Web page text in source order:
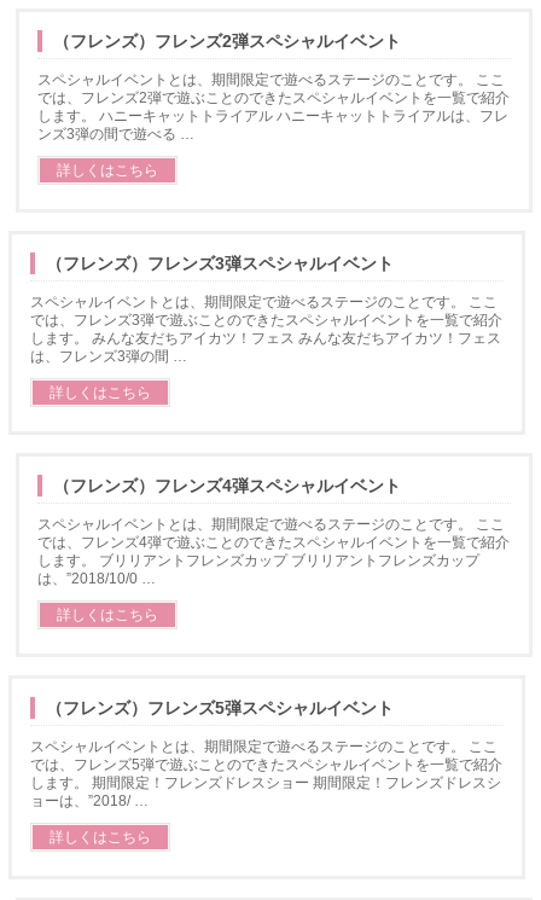
（フレンズ）フレンズ2弾スペシャルイベント
スペシャルイベントとは、期間限定で遊べるステージのことです。 ここ
では、フレンズ2弾で遊ぶことのできたスペシャルイベントを一覧で紹介
します。 ハニーキャットトライアル ハニーキャットトライアルは、フレ
ンズ3弾の間で遊べる …
詳しくはこちら
（フレンズ）フレンズ3弾スペシャルイベント
スペシャルイベントとは、期間限定で遊べるステージのことです。 ここ
では、フレンズ3弾で遊ぶことのできたスペシャルイベントを一覧で紹介
します。 みんな友だちアイカツ！フェス みんな友だちアイカツ！フェス
は、フレンズ3弾の間 …
詳しくはこちら
（フレンズ）フレンズ4弾スペシャルイベント
スペシャルイベントとは、期間限定で遊べるステージのことです。 ここ
では、フレンズ4弾で遊ぶことのできたスペシャルイベントを一覧で紹介
します。 ブリリアントフレンズカップ ブリリアントフレンズカップ
は、”2018/10/0 …
詳しくはこちら
（フレンズ）フレンズ5弾スペシャルイベント
スペシャルイベントとは、期間限定で遊べるステージのことです。 ここ
では、フレンズ5弾で遊ぶことのできたスペシャルイベントを一覧で紹介
します。 期間限定！フレンズドレスショー 期間限定！フレンズドレスシ
ョーは、”2018/ …
詳しくはこちら